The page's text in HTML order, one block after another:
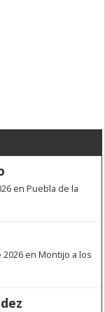
en Puebla de la
2026 en Montijo a los